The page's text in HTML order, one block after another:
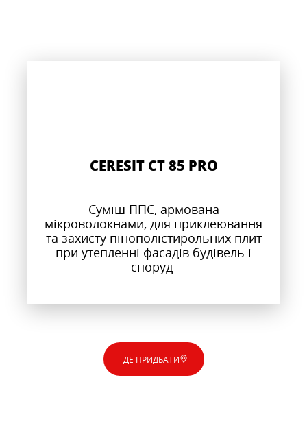
CERESIT CT 85 PRO
Суміш ППС, армована
мікроволокнами, для приклеювання
та захисту пінополістирольних плит
при утепленні фасадів будівель і
споруд
ДЕ ПРИДБАТИ